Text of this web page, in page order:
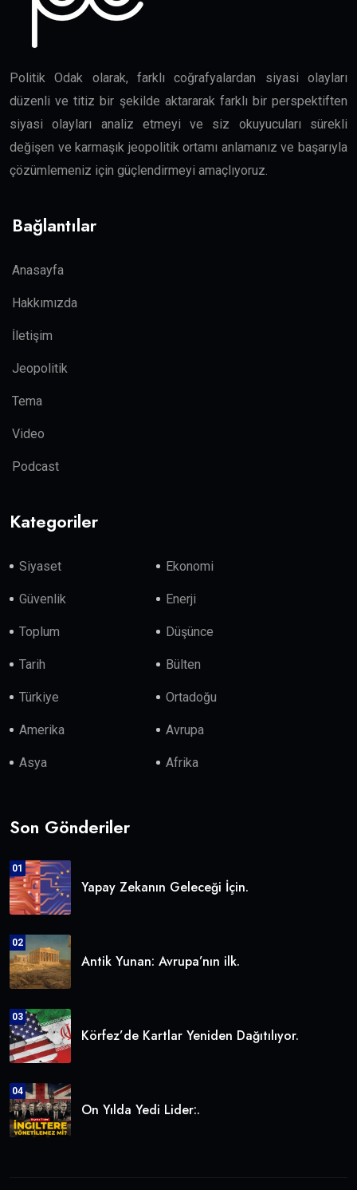
Politik Odak olarak, farklı coğrafyalardan siyasi olayları
düzenli ve titiz bir şekilde aktararak farklı bir perspektiften
siyasi olayları analiz etmeyi ve siz okuyucuları sürekli
değişen ve karmaşık jeopolitik ortamı anlamanız ve başarıyla
çözümlemeniz için güçlendirmeyi amaçlıyoruz.
Bağlantılar
Anasayfa
Hakkımızda
İletişim
Jeopolitik
Tema
Video
Podcast
Kategoriler
Siyaset Ekonomi
Güvenlik Enerji
Toplum Düşünce
Tarih Bülten
Türkiye Ortadoğu
Amerika Avrupa
Asya Afrika
Son Gönderiler
01
Yapay Zekanın Geleceği İçin.
02
Antik Yunan: Avrupa’nın ilk.
03
Körfez’de Kartlar Yeniden Dağıtılıyor.
04
On Yılda Yedi Lider:.